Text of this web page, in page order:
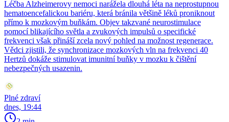
Léčba Alzheimerovy nemoci narážela dlouhá léta na neprostupnou
hematoencefalickou bariéru, která bránila většině léků proniknout
přímo k mozkovým buňkám. Objev takzvané neurostimulace
pomocí blikajícího světla a zvukových impulsů o specifické
frekvenci však přináší zcela nový pohled na možnost regenerace.
Vědci zjistili, že synchronizace mozkových vln na frekvenci 40
Hertzů dokáže stimulovat imunitní buňky v mozku k čištění
nebezpečných usazenin.
Plné zdraví
dnes, 19:44